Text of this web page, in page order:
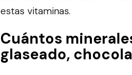
estas vitaminas.
Cuántos
glaseado,